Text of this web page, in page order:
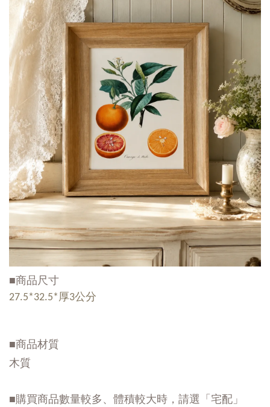
■商品尺寸
27.5*32.5*厚3公分
■商品材質
木質
■購買商品數量較多、體積較大時，請選「宅配」